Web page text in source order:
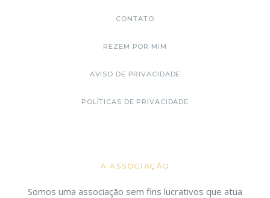
CONTATO
REZEM POR MIM
AVISO DE PRIVACIDADE
POLÍTICAS DE PRIVACIDADE
A ASSOCIAÇÃO
Somos uma associação sem fins lucrativos que atua